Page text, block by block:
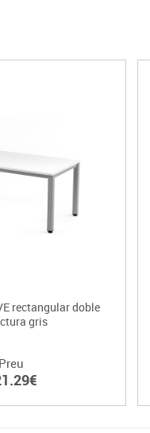
rectangular doble
gris
Preu